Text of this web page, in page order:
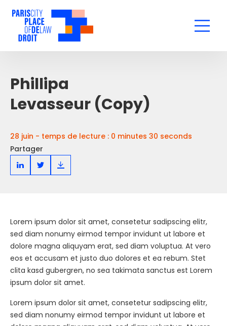
Phillipa
Levasseur (Copy)
28 juin - temps de lecture : 0 minutes 30 seconds
Partager
Lorem ipsum dolor sit amet, consetetur sadipscing elitr,
sed diam nonumy eirmod tempor invidunt ut labore et
dolore magna aliquyam erat, sed diam voluptua. At vero
eos et accusam et justo duo dolores et ea rebum. Stet
clita kasd gubergren, no sea takimata sanctus est Lorem
ipsum dolor sit amet.
Lorem ipsum dolor sit amet, consetetur sadipscing elitr,
sed diam nonumy eirmod tempor invidunt ut labore et